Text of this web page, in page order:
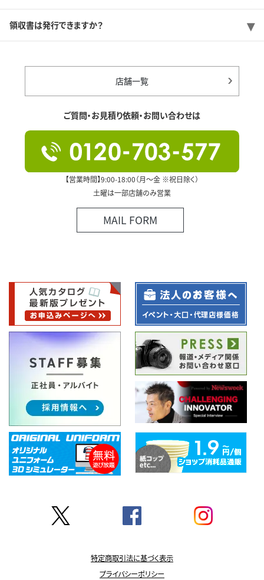
領収書は発行できますか？
店舗一覧
ご質問・お見積り依頼・お問い合わせは
【営業時間】9:00-18:00（月～金 ※祝日除く）
土曜は一部店舗のみ営業
MAIL FORM
特定商取引法に基づく表示
プライバシーポリシー